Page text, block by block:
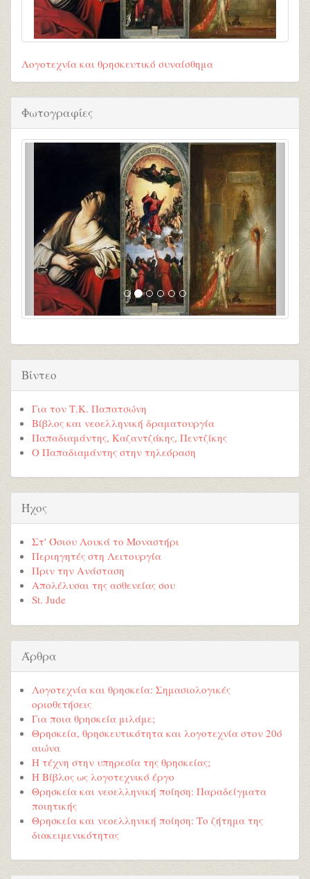
Λογοτεχνία και θρησκευτικό συναίσθημα
Φωτογραφίες
Βίντεο
Για τον Τ.Κ. Παπατσώνη
Βίβλος και νεοελληνική δραματουργία
Παπαδιαμάντης, Καζαντζάκης, Πεντζίκης
Ο Παπαδιαμάντης στην τηλεόραση
Ήχος
Στ' Όσιου Λουκά το Μοναστήρι
Περιηγητές στη Λειτουργία
Πριν την Ανάσταση
Απολέλυσαι της ασθενείας σου
St. Jude
Άρθρα
Λογοτεχνία και θρησκεία: Σημασιολογικές
οριοθετήσεις
Για ποια θρησκεία μιλάμε;
Θρησκεία, θρησκευτικότητα και λογοτεχνία στον 20ό
αιώνα
Η τέχνη στην υπηρεσία της θρησκείας;
Η Βίβλος ως λογοτεχνικό έργο
Θρησκεία και νεοελληνική ποίηση: Παραδείγματα
ποιητικής
Θρησκεία και νεοελληνική ποίηση: Το ζήτημα της
διακειμενικότητας